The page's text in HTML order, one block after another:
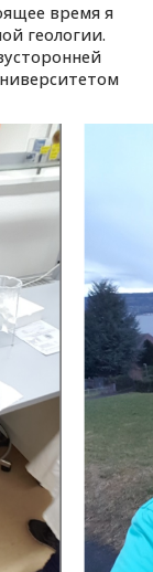
время я
геологии.